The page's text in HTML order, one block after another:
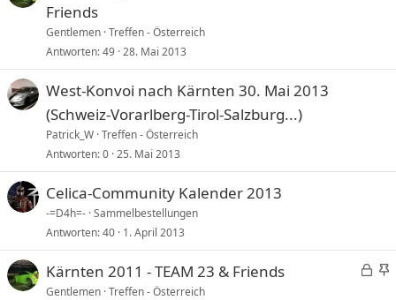
t
Friends
Gentlemen Treffen - Österreich
Antworten 49 28. Mai 2013
West-Konvoi nach Kärnten 30. Mai 2013
(Schweiz-Vorarlberg-Tirol-Salzburg...)
Patrick_W Treffen - Österreich
Antworten 0 25. Mai 2013
Celica-Community Kalender 2013
-=D4h=- Sammelbestellungen
Antworten 40 1. April 2013
G
Kärnten 2011 - TEAM 23 & Friends
Gentlemen Treffen - Österreich